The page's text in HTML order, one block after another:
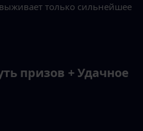
только сильнейшее
призов + Удачное